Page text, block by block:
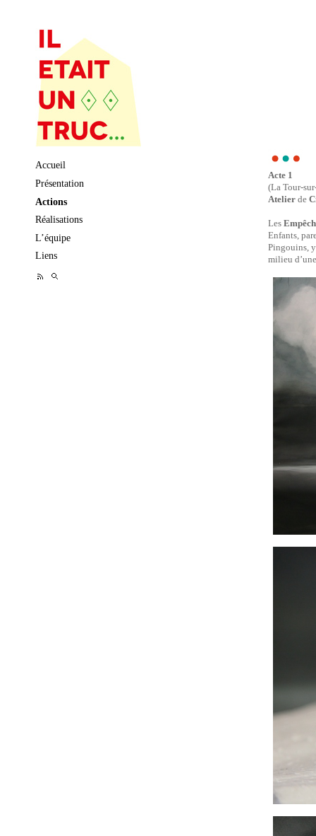
Skip to content
Accueil
Présentation
Actions
Réalisations
L’équipe
Liens
Acte 1
(La Tour-
Atelier de
Les
Enfants,
Pingouins,
milieu